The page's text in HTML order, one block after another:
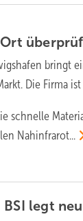
bringt
Die Firma
schnelle
Nahinfrarot...
legt